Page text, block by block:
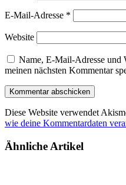
E-Mail-Adresse *
Website
Name, E-Mail-Adresse und
meinen nächsten Kommentar
Diese Website verwendet
wie deine Kommentardaten
Ähnliche Artikel